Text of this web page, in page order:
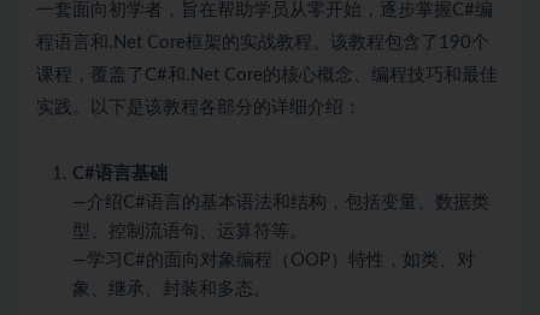
一套面向初学者，旨在帮助学员从零开始，逐步掌握C#编
程语言和.Net Core框架的实战教程。该教程包含了190个
课程，覆盖了C#和.Net Core的核心概念、编程技巧和最佳
实践。以下是该教程各部分的详细介绍：
C#语言基础
—介绍C#语言的基本语法和结构，包括变量、数据类
型、控制流语句、运算符等。
—学习C#的面向对象编程（OOP）特性，如类、对
象、继承、封装和多态。